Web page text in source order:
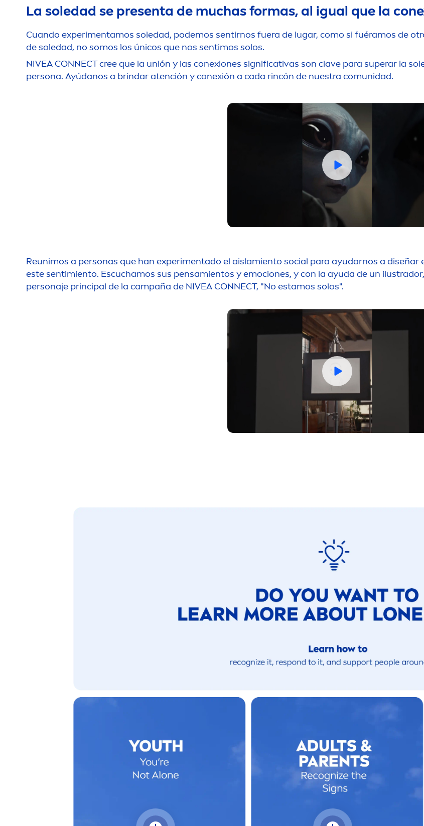
La soledad se presenta de muchas formas, al igual que la
Cuando experimentamos soledad, podemos sentirnos fuera de lugar, como si fuéramos de
de soledad, no somos los únicos que nos sentimos solos.
NIVEA CONNECT cree que la unión y las conexiones significativas son clave para superar la
persona. Ayúdanos a brindar atención y conexión a cada rincón de nuestra comunidad.
Reunimos a personas que han experimentado el aislamiento social para ayudarnos a diseñar
este sentimiento. Escuchamos sus pensamientos y emociones, y con la ayuda de un
personaje principal de la campaña de NIVEA CONNECT, "No estamos solos".